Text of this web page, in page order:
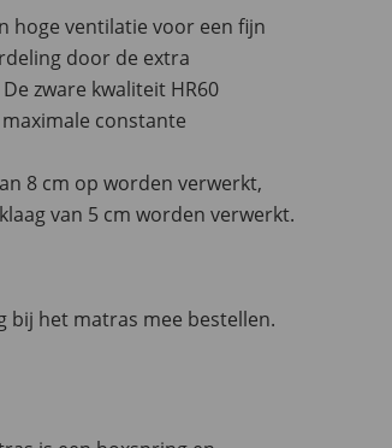
hoge ventilatie voor een fijn
door de extra
zware kwaliteit HR60
constante
8 cm op worden verwerkt,
van 5 cm worden verwerkt.
bij het matras mee bestellen.